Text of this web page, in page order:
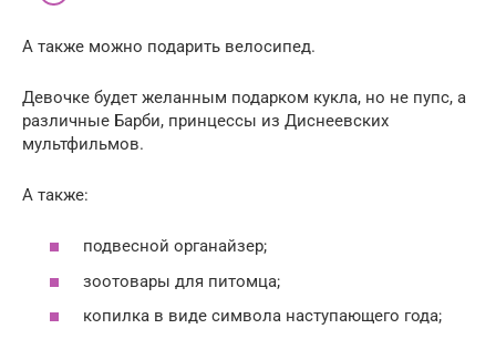
А также можно подарить велосипед.
Девочке будет желанным подарком кукла, но не пупс, а
различные Барби, принцессы из Диснеевских
мультфильмов.
А также:
подвесной органайзер;
зоотовары для питомца;
копилка в виде символа наступающего года;